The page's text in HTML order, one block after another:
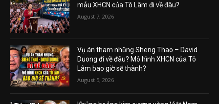
mẫu XHCN của Tô Lâm đi về đâu?
August 7, 2026
Vụ án tham nhũng Sheng Thao – David
Duong đi về đâu? Mô hình XHCN của Tô
Lâm bao giờ sẽ thành?
August 5, 2026